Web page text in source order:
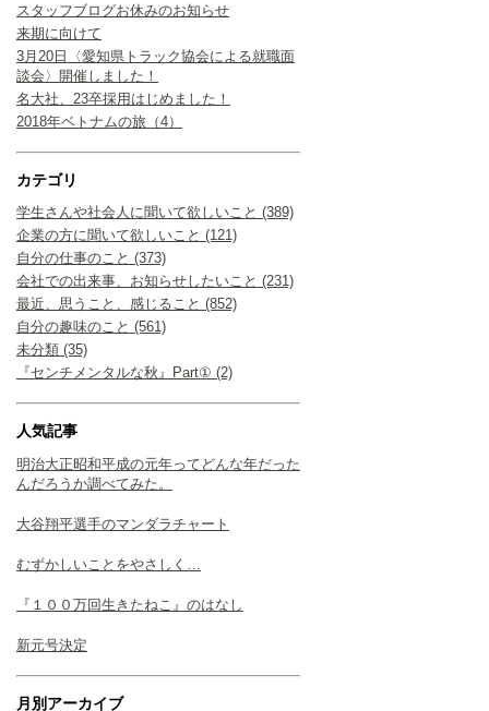
スタッフブログお休みのお知らせ
来期に向けて
3月20日〈愛知県トラック協会による就職面
談会〉開催しました！
名大社、23卒採用はじめました！
2018年ベトナムの旅（4）
カテゴリ
学生さんや社会人に聞いて欲しいこと (389)
企業の方に聞いて欲しいこと (121)
自分の仕事のこと (373)
会社での出来事、お知らせしたいこと (231)
最近、思うこと、感じること (852)
自分の趣味のこと (561)
未分類 (35)
『センチメンタルな秋』Part① (2)
人気記事
明治大正昭和平成の元年ってどんな年だった
んだろうか調べてみた。
大谷翔平選手のマンダラチャート
むずかしいことをやさしく…
『１００万回生きたねこ』のはなし
新元号決定
月別アーカイブ